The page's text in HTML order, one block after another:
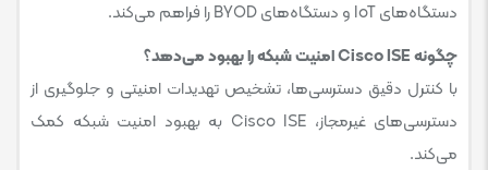
دستگاه‌های IoT و دستگاه‌های BYOD را فراهم می‌کند.
چگونه Cisco ISE امنیت شبکه را بهبود می‌دهد؟
با کنترل دقیق دسترسی‌ها، تشخیص تهدیدات امنیتی و جلوگیری از
دسترسی‌های غیرمجاز، Cisco ISE به بهبود امنیت شبکه کمک
می‌کند.